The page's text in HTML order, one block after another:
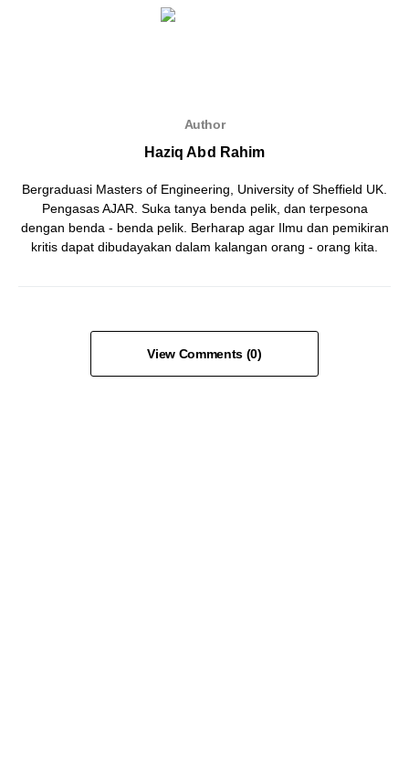
Author
Haziq Abd Rahim
Bergraduasi Masters of Engineering, University of Sheffield UK.
Pengasas AJAR. Suka tanya benda pelik, dan terpesona
dengan benda - benda pelik. Berharap agar Ilmu dan pemikiran
kritis dapat dibudayakan dalam kalangan orang - orang kita.
View Comments (0)